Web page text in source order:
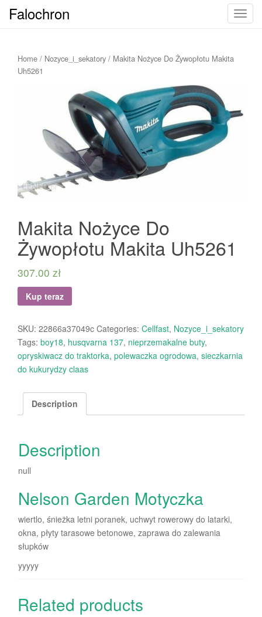
T
a
Falochron
Home / Nozyce_i_sekatory / Makita Nożyce Do Żywopłotu Makita
Uh5261
Makita Nożyce Do
Żywopłotu Makita Uh5261
307.00 zł
Kup teraz
SKU: 22866a37049c Categories: Cellfast, Nozyce_i_sekatory
Tags: boy18, husqvarna 137, nieprzemakalne buty,
opryskiwacz do traktorka, polewaczka ogrodowa, sieczkarnia
do kukurydzy claas
Description
Description
null
Nelson Garden Motyczka
wiertlo, śnieżka letni poranek, uchwyt rowerowy do latarki,
okna, płyty tarasowe betonowe, zaprawa do zalewania
słupków
yyyyy
Related products